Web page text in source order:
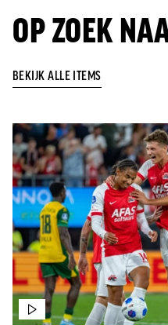
OP ZOEK
BEKIJK ALLE ITEMS